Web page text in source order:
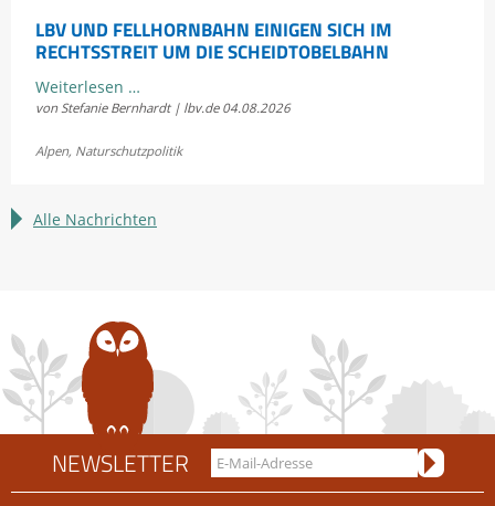
LBV UND FELLHORNBAHN EINIGEN SICH IM
RECHTSSTREIT UM DIE SCHEIDTOBELBAHN
Weiterlesen …LBV
und
einigen
im
Scheidtobelbahn
von Stefanie Bernhardt | lbv.de 04.08.2026
Alpen, Naturschutzpolitik
Alle Nachrichten
NEWSLETTER